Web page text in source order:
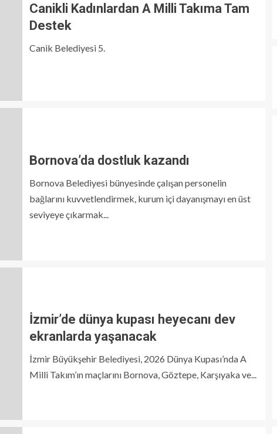
Canikli Kadınlardan A Milli Takıma Tam
Destek
Canik Belediyesi 5.
Bornova’da dostluk kazandı
Bornova Belediyesi bünyesinde çalışan personelin
bağlarını kuvvetlendirmek, kurum içi dayanışmayı en üst
seviyeye çıkarmak...
İzmir’de dünya kupası heyecanı dev
ekranlarda yaşanacak
İzmir Büyükşehir Belediyesi, 2026 Dünya Kupası’nda A
Milli Takım’ın maçlarını Bornova, Göztepe, Karşıyaka ve...